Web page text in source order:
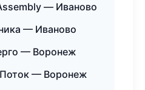
— Иваново
— Иваново
— Воронеж
— Воронеж